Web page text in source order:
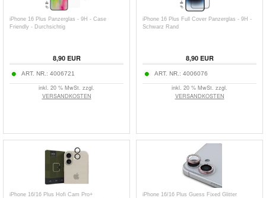
iPhone 16 Plus Panzerglas - 9H - Case
Friendly - Durchsichtig
8,90EUR
ART. NR.: 4006721
inkl. 20 % MwSt. zzgl.
VERSANDKOSTEN
iPhone 16 Plus Full Cover Panzerglas - 9H -
Schwarz Rand
8,90EUR
ART. NR.: 4006076
inkl. 20 % MwSt. zzgl.
VERSANDKOSTEN
iPhone 16/16 Plus Hofi Cam Pro+
iPhone 16/16 Plus Guess Fixed Glitter